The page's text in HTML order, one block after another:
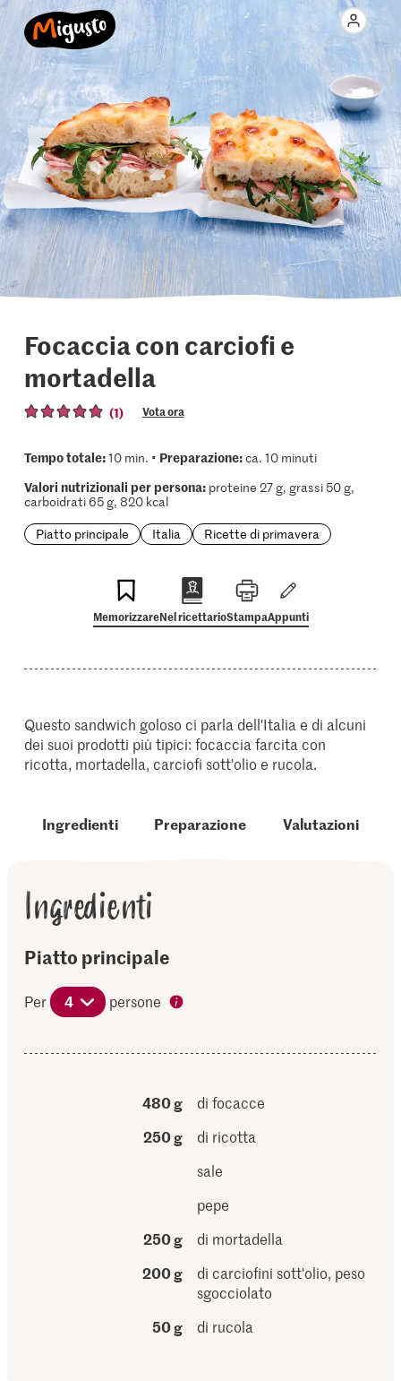
Focaccia con carciofi e
mortadella
(1) Vota ora
Tempo totale:10 min. • Preparazione:ca. 10 minuti
Valori nutrizionali per persona:proteine 27 g, grassi 50 g,
carboidrati 65 g, 820 kcal
Piatto principale
Italia Ricette di primavera
MemorizzareNel ricettarioStampaAppunti
Questo sandwich goloso ci parla dell'Italia e di alcuni
dei suoi prodotti più tipici: focaccia farcita con
ricotta, mortadella, carciofi sott'olio e rucola.
Ingredienti Preparazione Valutazioni
Ingredienti
Piatto principale
Per 4 persone
480 g
di focacce
250 g
di ricotta
sale
pepe
250 g
di mortadella
200 g
di carciofini sott'olio, peso
sgocciolato
50 g
di rucola